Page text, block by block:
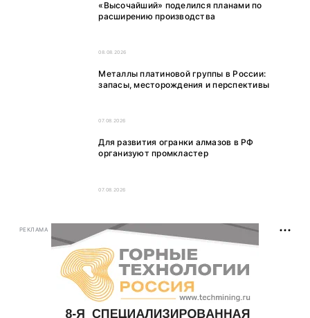
«Высочайший» поделился планами по
расширению производства
08.08.2026
Металлы платиновой группы в России:
запасы, месторождения и перспективы
07.08.2026
Для развития огранки алмазов в РФ
организуют промкластер
07.08.2026
РЕКЛАМА